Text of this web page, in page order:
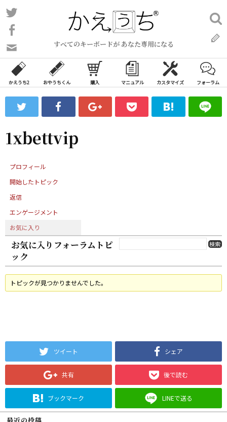
コ
ン
ン
ツ
ス
ッ
すべてのキーボードが あなた専用になる
い
合
わ
フ
ォ
ム
検
索:
かえうち2 おやうちくん 購入 マニュアル カスタマイズ フォーラム
1xbettvip
プロフィール
開始したトピック
返信
エンゲージメント
お気に入り
お気に入りフォーラムトピ
ック
トピックが見つかりませんでした。
ツイート シェア
共有 後で読む
ブックマーク LINEで送る